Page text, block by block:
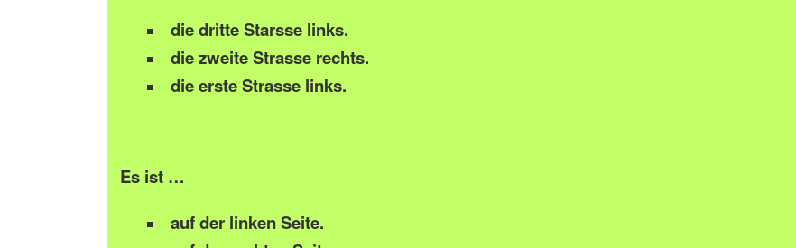
die dritte Starsse links.
die zweite Strasse rechts.
die erste Strasse links.
Es ist …
auf der linken Seite.